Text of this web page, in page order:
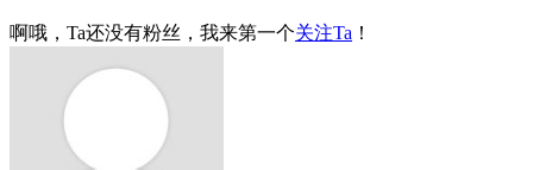
啊哦，Ta还没有粉丝，我来第一个关注Ta ！